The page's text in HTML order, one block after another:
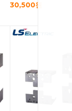
30,500원